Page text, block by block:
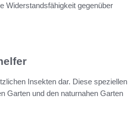
Widerstandsfähigkeit gegenüber
Insekten dar. Diese speziellen
Garten und den naturnahen Garten